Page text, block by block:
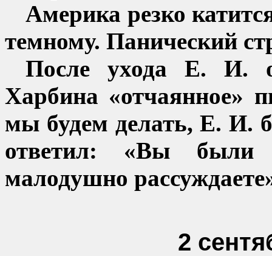
Америка резко
темному. Панический
После ухода Е. И.
Харбина «отчаянное»
мы будем делать, Е. И.
ответил: «Вы
малодушно
2